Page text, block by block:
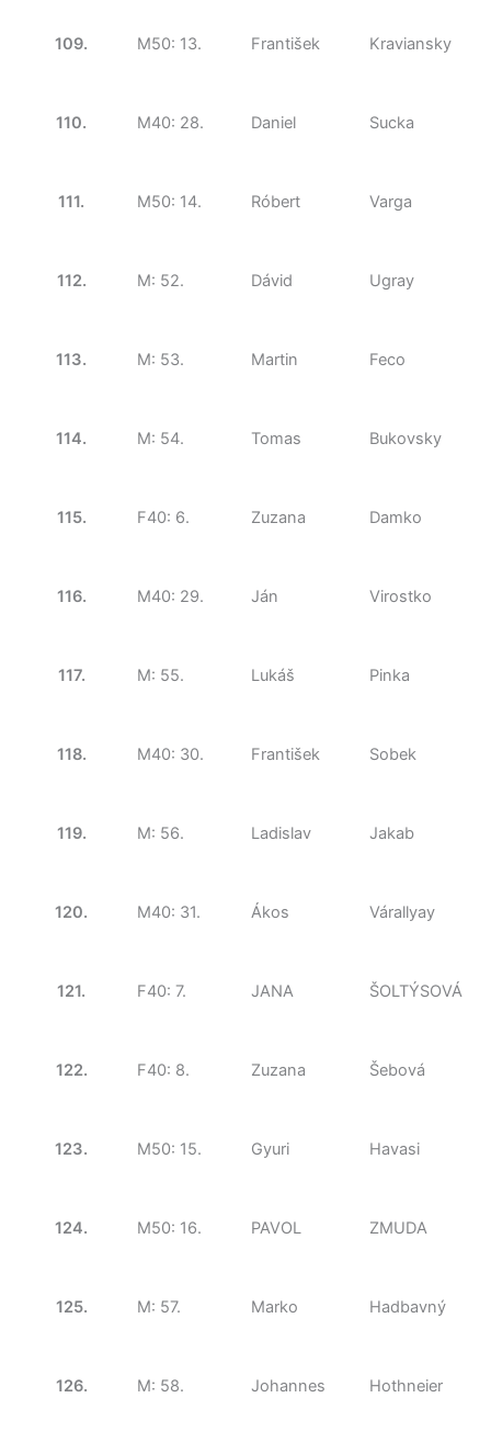
109. M50: 13. František Kraviansky
110. M40: 28. Daniel Sucka
111. M50: 14. Róbert Varga
112. M: 52. Dávid Ugray
113. M: 53. Martin Feco
114. M: 54. Tomas Bukovsky
115. F40: 6. Zuzana Damko
116. M40: 29. Ján Virostko
117. M: 55. Lukáš Pinka
118. M40: 30. František Sobek
119. M: 56. Ladislav Jakab
120. M40: 31. Ákos Várallyay
121. F40: 7. JANA ŠOLTÝSOVÁ
122. F40: 8. Zuzana Šebová
123. M50: 15. Gyuri Havasi
124. M50: 16. PAVOL ZMUDA
125. M: 57. Marko Hadbavný
126. M: 58. Johannes Hothneier